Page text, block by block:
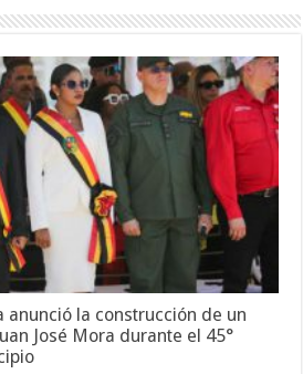
anunció la construcción de un
José Mora durante el 45°